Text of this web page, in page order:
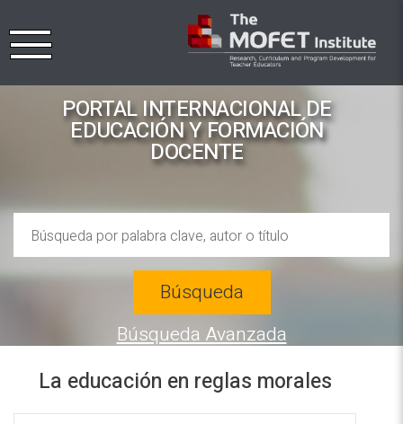
PORTAL INTERNACIONAL DE
EDUCACIÓN Y FORMACIÓN
DOCENTE
Búsqueda
Búsqueda Avanzada
La educación en reglas morales